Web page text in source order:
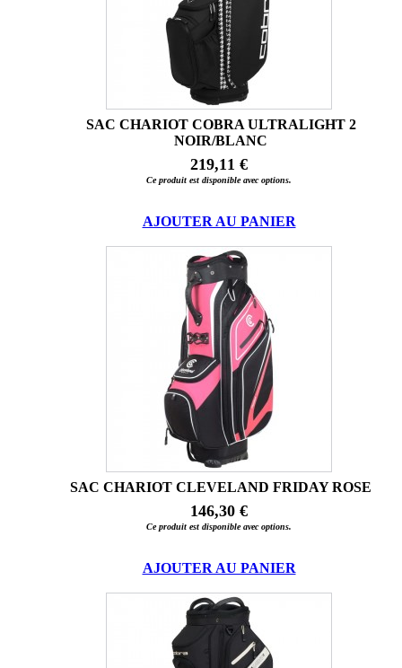
SAC CHARIOT COBRA ULTRALIGHT 2
NOIR/BLANC
219,11 €
Ce produit est disponible avec options.
AJOUTER AU PANIER
SAC CHARIOT CLEVELAND FRIDAY ROSE
146,30 €
Ce produit est disponible avec options.
AJOUTER AU PANIER